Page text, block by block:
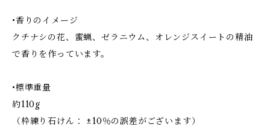
•香りのイメージ
クチナシの花、蜜蝋、ゼラニウム、オレンジスイートの精油
で香りを作っています。
•標準重量
約110g
（枠練り石けん： ±10％の誤差がございます）